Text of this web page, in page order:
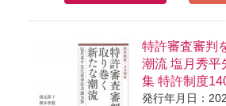
特許審査審判
潮流 塩月秀平
集 特許制度
発行年月日：